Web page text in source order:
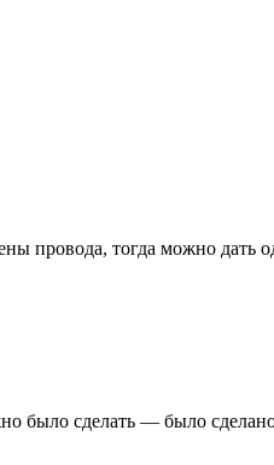
провода, тогда можно дать
сделать — было